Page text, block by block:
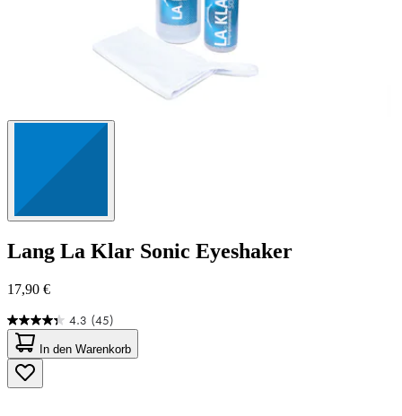
Lang La Klar Sonic Eyeshaker
17,90 €
4.3 (45)
4.3
von
5
Sternen.
45
In den Warenkorb